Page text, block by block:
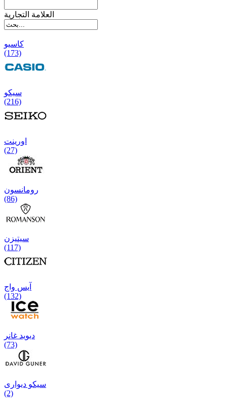
العلامة التجارية
کاسیو
(173)
سیکو
(216)
اورینت
(27)
رومانسون
(86)
سیتیزن
(117)
آیس واج
(132)
دیوید غانر
(73)
سیکو دیواری
(2)